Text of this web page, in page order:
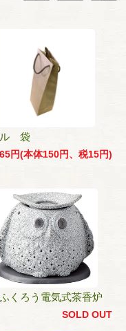
ル 袋
円(本体150円、税15円)
くろう電気式茶香炉
SOLD OUT